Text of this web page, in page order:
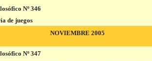
Nº 346
de juegos
NOVIEMBRE 2005
Nº 347